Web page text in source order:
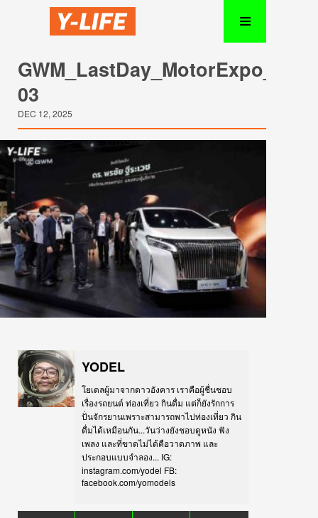
03
DEC 12, 2025
YODEL
โยเดลผู้มาจากดาวอังคาร เราคือผู้ชื่นชอบ
เรื่องรถยนต์ ท่องเที่ยว กินดื่ม แต่ก็ยังรักการ
ปั่นจักรยานเพราะสามารถพาไปท่องเที่ยว กิน
ดื่มได้เหมือนกัน...วันว่างยังชอบดูหนัง ฟัง
เพลง และที่ขาดไม่ได้คือวาดภาพ และ
ประกอบแบบจำลอง... IG:
instagram.com/yodel FB:
facebook.com/yomodels